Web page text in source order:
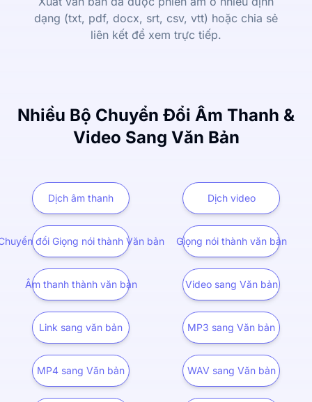
dạng (txt, pdf, docx, srt, csv, vtt) hoặc chia sẻ
liên kết để xem trực tiếp.
Nhiều Bộ Chuyển Đổi Âm Thanh &
Video Sang Văn Bản
Dịch âm thanh Dịch video
đổi Giọng nói thành Văn bản Giọng nói thành văn bản
Âm thanh thành văn bản Video sang Văn bản
Link sang văn bản MP3 sang Văn bản
MP4 sang Văn bản WAV sang Văn bản